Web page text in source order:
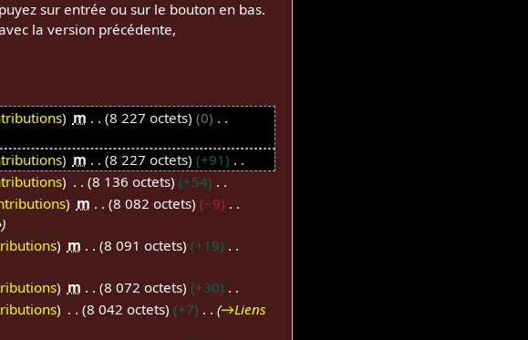
sur entrée ou sur le bouton en bas.
la version précédente,
m 8 227 octets
0
m 8 227 octets
+91
8 136 octets
+54
m 8 082 octets
−9
m 8 091 octets
+19
m 8 072 octets
+30
8 042 octets +7 →Liens